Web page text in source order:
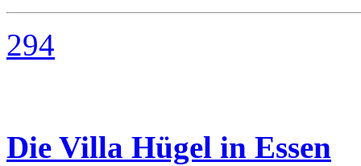
294
Die Villa Hügel in Essen